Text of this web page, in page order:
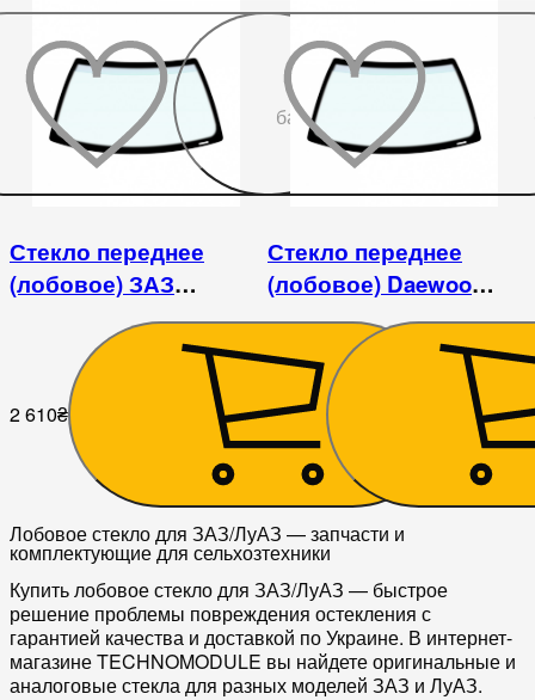
До
бажаного
Стекло переднее
(лобовое) ЗАЗ
1102/1103/1105
2 610₴
Стекло переднее
(лобовое) Daewoo
Lanos/Sens (1997-)/ЗАЗ
Lanos/Sens
3 015₴
Лобовое стекло для ЗАЗ/ЛуАЗ — запчасти и
комплектующие для сельхозтехники
Купитьлобовое стекло для ЗАЗ/ЛуАЗ — быстрое
решение проблемы повреждения остекления с
гарантией качества и доставкой по Украине. В интернет-
магазине TECHNOMODULE вы найдете оригинальные и
аналоговые стекла для разных моделей ЗАЗ и ЛуАЗ.